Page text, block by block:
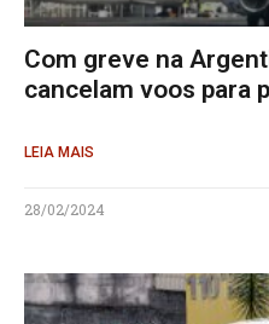
Com greve na
cancelam voos para
LEIA MAIS
28/02/2024